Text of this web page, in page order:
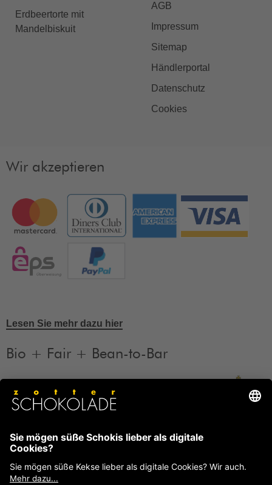
Erdbeertorte mit
Mandelbiskuit
AGB
Impressum
Sitemap
Händlerportal
Datenschutz
Cookies
Wir akzeptieren
Lesen Sie mehr dazu hier
Bio + Fair + Bean-to-Bar
Informationen